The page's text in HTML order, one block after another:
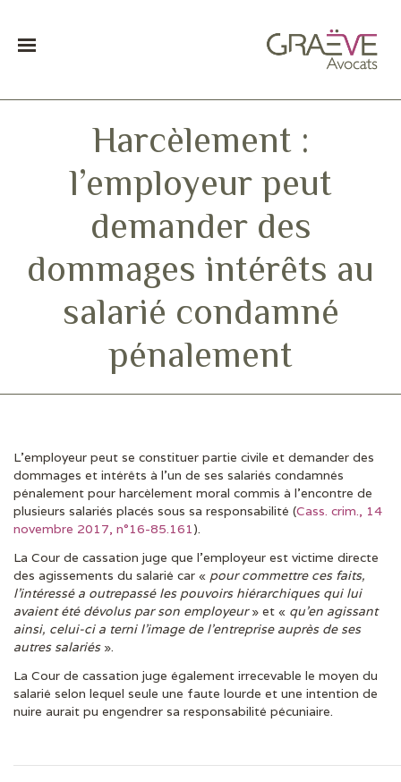
Harcèlement :
l’employeur peut
demander des
dommages intérêts au
salarié condamné
pénalement
L’employeur peut se constituer partie civile et demander des
dommages et intérêts à l’un de ses salariés condamnés
pénalement pour harcèlement moral commis à l’encontre de
plusieurs salariés placés sous sa responsabilité (Cass. crim., 14
novembre 2017, n°16-85.161).
La Cour de cassation juge que l’employeur est victime directe
des agissements du salarié car « pour commettre ces faits,
l’intéressé a outrepassé les pouvoirs hiérarchiques qui lui
avaient été dévolus par son employeur» et « qu’en agissant
ainsi, celui-ci a terni l’image de l’entreprise auprès de ses
autres salariés».
La Cour de cassation juge également irrecevable le moyen du
salarié selon lequel seule une faute lourde et une intention de
nuire aurait pu engendrer sa responsabilité pécuniaire.
DERNIÈRES ACTUS